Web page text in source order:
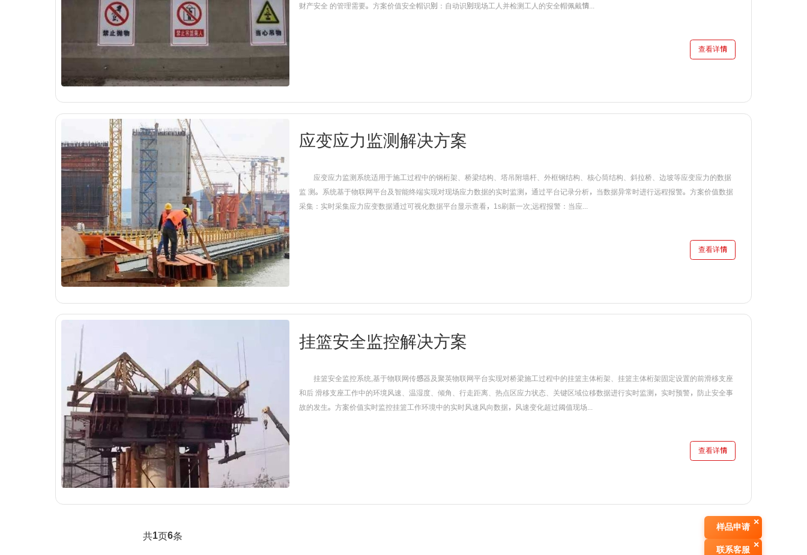
财产安全 的管理需要。方案价值安全帽识别：自动识别现场工人并检测工人的安全帽佩戴情...
查看详情
应变应力监测解决方案
应变应力监测系统适用于施工过程中的钢桁架、桥梁结构、塔吊附墙杆、外框钢结构、核心筒结构、斜拉桥、边坡等应变应力的数据
监 测。系统基于物联网平台及智能终端实现对现场应力数据的实时监测，通过平台记录分析，当数据异常时进行远程报警。方案价值数据
采集：实时采集应力应变数据通过可视化数据平台显示查看，1s刷新一次;远程报警：当应...
查看详情
挂篮安全监控解决方案
挂篮安全监控系统,基于物联网传感器及聚英物联网平台实现对桥梁施工过程中的挂篮主体桁架、挂篮主体桁架固定设置的前滑移支座
和后 滑移支座工作中的环境风速、温湿度、倾角、行走距离、热点区应力状态、关键区域位移数据进行实时监测，实时预警，防止安全事
故的发生。方案价值实时监控挂篮工作环境中的实时风速风向数据，风速变化超过阈值现场...
查看详情
共1页6条
样品申请
×
联系客服
×